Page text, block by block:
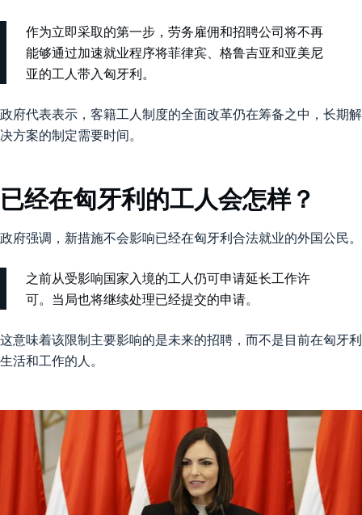
作为立即采取的第一步，劳务雇佣和招聘公司将不再
能够通过加速就业程序将菲律宾、格鲁吉亚和亚美尼
亚的工人带入匈牙利。
政府代表表示，客籍工人制度的全面改革仍在筹备之中，长期解
决方案的制定需要时间。
已经在匈牙利的工人会怎样？
政府强调，新措施不会影响已经在匈牙利合法就业的外国公民。
之前从受影响国家入境的工人仍可申请延长工作许
可。当局也将继续处理已经提交的申请。
这意味着该限制主要影响的是未来的招聘，而不是目前在匈牙利
生活和工作的人。